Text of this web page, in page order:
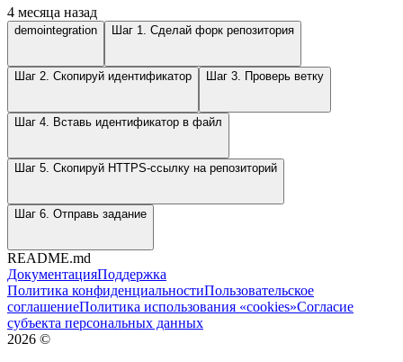
4 месяца назад
demointegration Шаг 1. Сделай форк репозитория
Шаг 2. Скопируй идентификатор Шаг 3. Проверь ветку
Шаг 4. Вставь идентификатор в файл
Шаг 5. Скопируй HTTPS-ссылку на репозиторий
Шаг 6. Отправь задание
README.md
ДокументацияПоддержка
Политика конфиденциальностиПользовательское
соглашениеПолитика использования «cookies»Согласие
субъекта персональных данных
2026 ©